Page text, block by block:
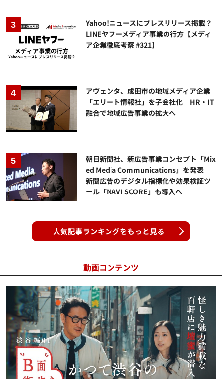
Yahoo!ニュースにプレスリリース掲載？
LINEヤフーメディア事業の行方【メディ
ア企業徹底考察 #321】
アヴェンタ、成田市の地域メディア企業
「エリート情報社」を子会社化 HR・IT
融合で地域広告事業の拡大へ
朝日新聞社、新広告事業コンセプト「Mix
ed Media Communications」を発表
新聞広告のデジタル指標化や効果検証ツ
ール「NAVI SCORE」も導入へ
人気記事ランキングをもっと見る
動画コンテンツ